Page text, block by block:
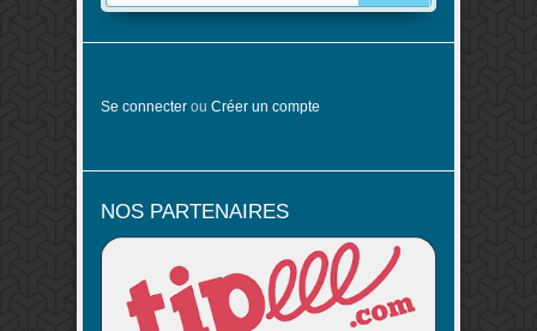
Se connecter ou Créer un compte
NOS PARTENAIRES